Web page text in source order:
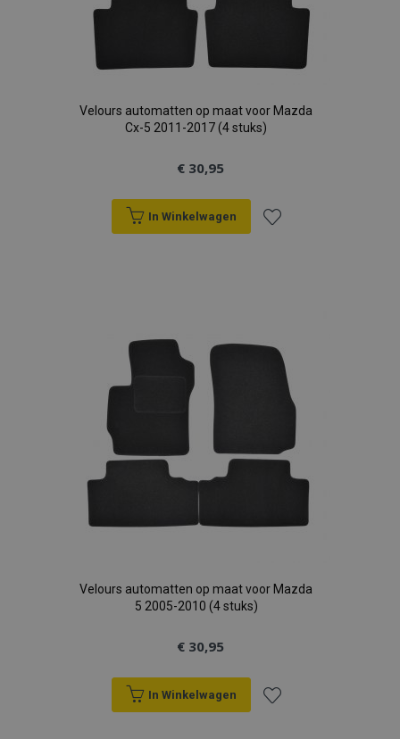
Velours automatten op maat voor Mazda
Cx-5 2011-2017 (4 stuks)
€ 30,95
In Winkelwagen
verlanglijst
Velours automatten op maat voor Mazda
5 2005-2010 (4 stuks)
€ 30,95
In Winkelwagen